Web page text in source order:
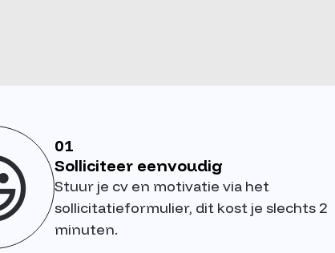
01
Solliciteer eenvoudig
Stuur je cv en motivatie via het
sollicitatieformulier, dit kost je slechts 2
minuten.